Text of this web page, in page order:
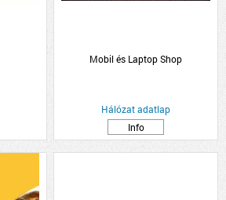
Mobil és Laptop Shop
Hálózat adatlap
Info